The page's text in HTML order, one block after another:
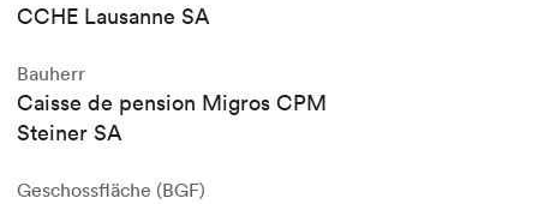
CCHE Lausanne SA
Bauherr
Caisse de pension Migros CPM
Steiner SA
Geschossfläche (BGF)